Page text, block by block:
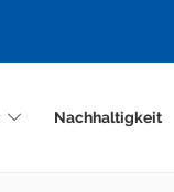
Nachhaltigkeit